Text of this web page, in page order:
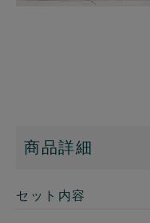
商品詳細
セット内容